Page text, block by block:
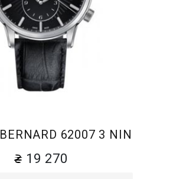
62007 3 NIN
19 270